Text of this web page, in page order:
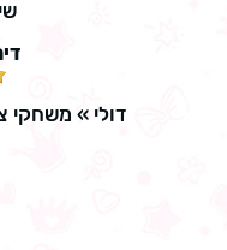
דולי » משחקי